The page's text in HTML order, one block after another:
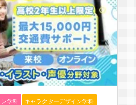
学科 キャラクターデザイン学科